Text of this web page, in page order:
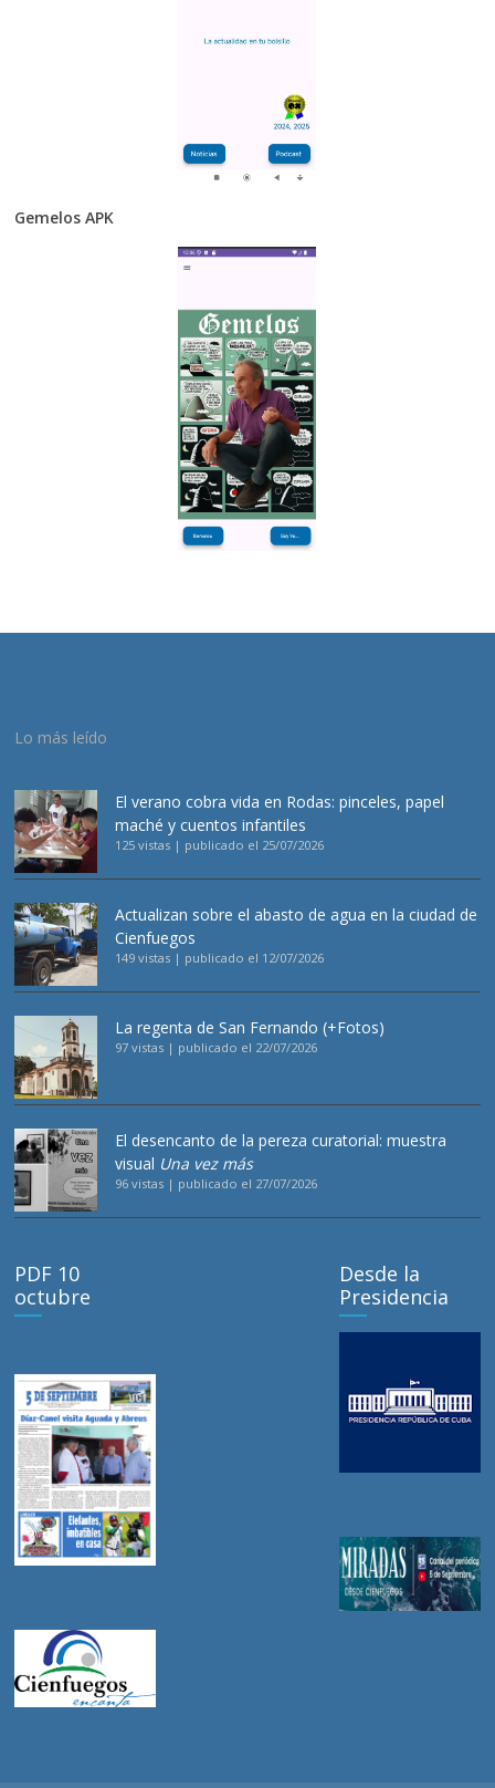
Gemelos APK
Lo más leído
El verano cobra vida en Rodas: pinceles, papel
maché y cuentos infantiles
125 vistas | publicado el 25/07/2026
Actualizan sobre el abasto de agua en la ciudad de
Cienfuegos
149 vistas | publicado el 12/07/2026
La regenta de San Fernando (+Fotos)
97 vistas | publicado el 22/07/2026
El desencanto de la pereza curatorial: muestra
visual Una vez más
96 vistas | publicado el 27/07/2026
PDF 10
octubre
Desde la
Presidencia